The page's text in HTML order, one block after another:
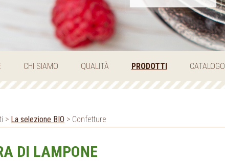
CHI SIAMO QUALITÀ PRODOTTI CATALOGO
> La selezione BIO > Confetture
DI LAMPONE